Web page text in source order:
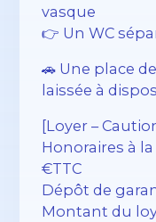
vasque
👉 Un WC
🚗 Une place
laissée à
[Loyer –
Honoraires à
€TTC
Dépôt de
Montant du